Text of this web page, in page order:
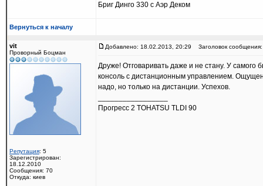
Бриг Динго 330 с Аэр Деком
Вернуться к началу
vit
Проворный Боцман
Репутация: 5
Зарегистрирован:
18.12.2010
Сообщения: 70
Откуда: киев
Добавлено: 18.02.2013, 20:29 Заголовок сообщения:
Друже! Отговаривать даже и не стану. У самого
консоль с дистанционным управлением.
надо, но только на дистанции. Успехов.
Прогресс 2 TOHATSU TLDI 90